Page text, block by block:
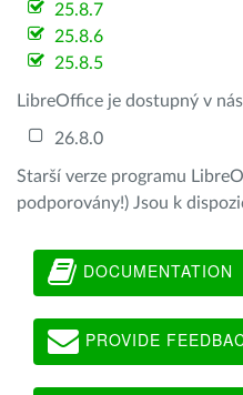
25.8.7
25.8.6
25.8.5
LibreOffice je dostupný v
26.8.0
Starší verze programu
podporovány!) Jsou k
DOCUMENTATION
PROVIDE